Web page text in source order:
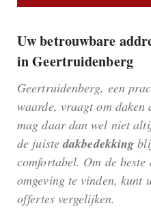
Uw betrouwbare
in Geertruidenberg
Geertruidenberg, een
waarde, vraagt om
mag daar dan wel niet
de juistedakbedekking
comfortabel. Om de
omgeving te vinden, kunt
offertes vergelijken.